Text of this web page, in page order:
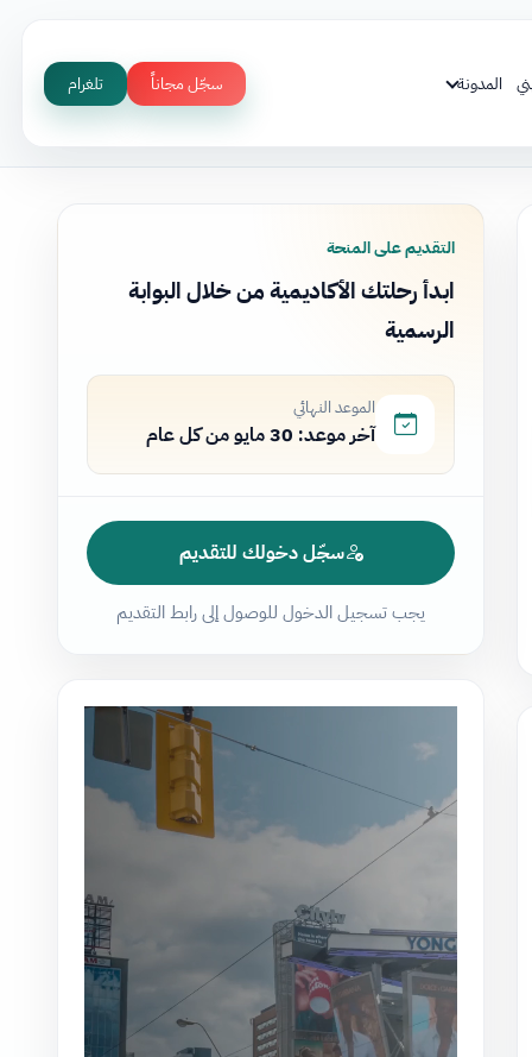
المدونة سجّل مجاناً تلغرام
التقديم على المنحة
ابدأ رحلتك الأكاديمية من خلال البوابة
الرسمية
الموعد النهائي
آخر موعد: 30 مايو من كل عام
سجّل دخولك للتقديم
يجب تسجيل الدخول للوصول إلى رابط التقديم
الفيديو